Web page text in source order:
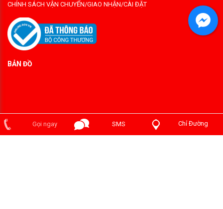
CHÍNH SÁCH VẬN CHUYỂN/GIAO NHẬN/CÀI ĐẶT
BẢN ĐỒ
Gọi ngay SMS Chỉ Đường